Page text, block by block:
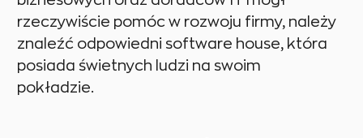
rzeczywiście pomóc w rozwoju firmy, należy
znaleźć odpowiedni software house, która
posiada świetnych ludzi na swoim
pokładzie.